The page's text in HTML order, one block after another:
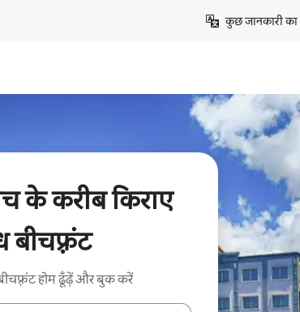
कुछ जानकारी
के करीब किराए
बीचफ़्रंट
होम ढूँढ़ें और बुक करें